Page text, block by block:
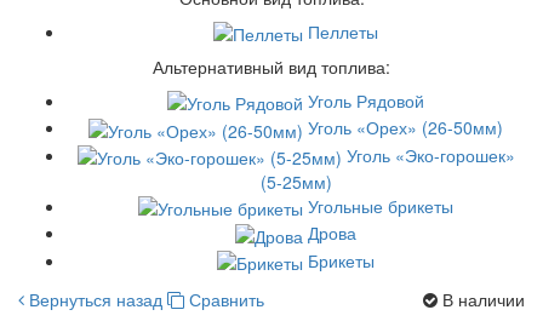
Пеллеты
Альтернативный вид топлива:
Уголь Рядовой
Уголь «Орех» (26-50мм)
Уголь «Эко-горошек»
(5-25мм)
Угольные брикеты
Дрова
Брикеты
Вернуться назад
Сравнить В наличии